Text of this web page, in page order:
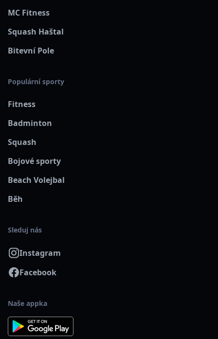
MC Fitness
Squash Haštal
Bitevní Pole
Populární sporty
Fitness
Badminton
Squash
Bojové sporty
Beach Volejbal
Běh
Sleduj nás
Instagram
Facebook
Naše appka